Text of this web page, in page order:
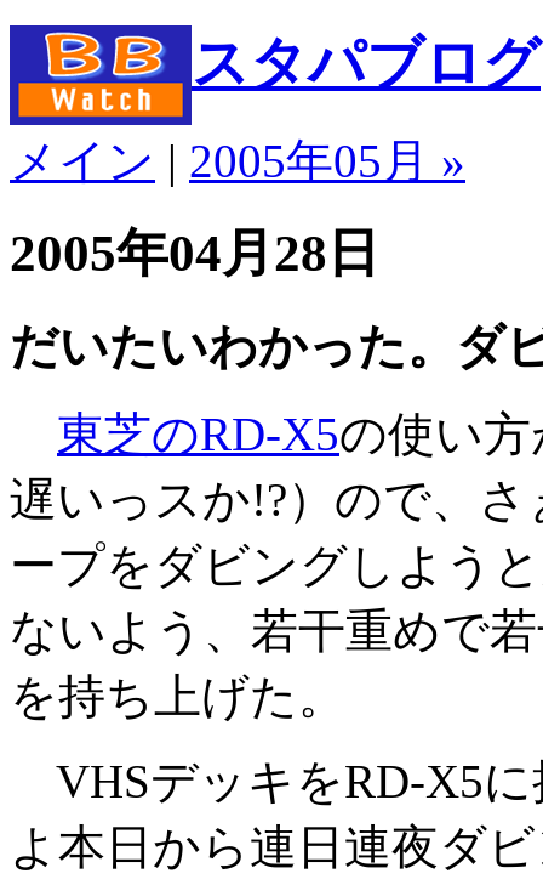
スタパブログ
メイン | 2005年05月 »
2005年04月28日
だいたいわかった。ダ
東芝のRD-X5の使い
遅いっスか!?）ので、
ープをダビングしよう
ないよう、若干重めで
を持ち上げた。
VHSデッキをRD-X5
よ本日から連日連夜ダ